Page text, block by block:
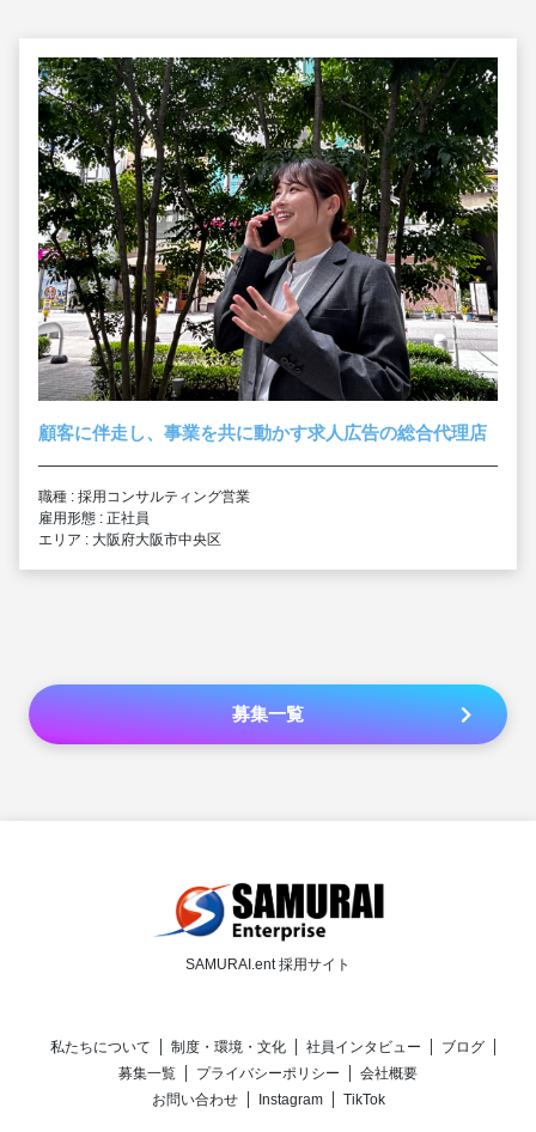
顧客に伴走し、事業を共に動かす求人広告の総合代理店
職種 : 採用コンサルティング営業
雇用形態 : 正社員
エリア : 大阪府大阪市中央区
募集一覧
SAMURAI.ent 採用サイト
私たちについて 制度・環境・文化 社員インタビュー
ブログ
募集一覧
プライバシーポリシー
会社概要
お問い合わせ
Instagram TikTok